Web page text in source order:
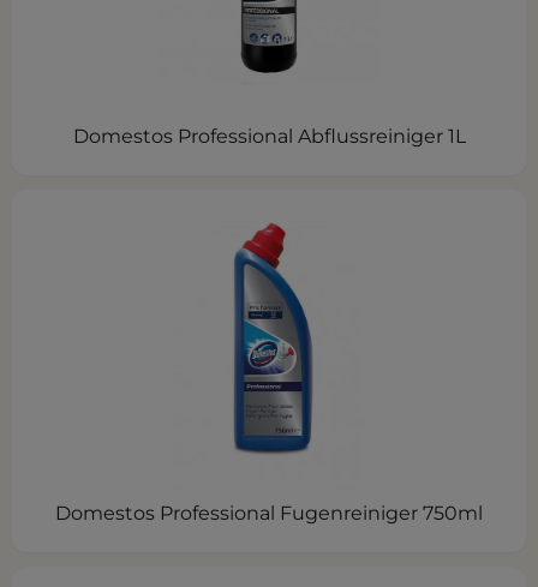
Domestos Professional Abflussreiniger 1L
Domestos Professional Fugenreiniger 750ml